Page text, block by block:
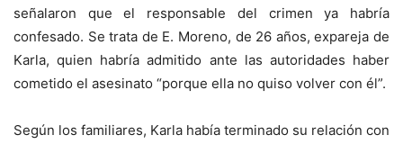
señalaron que el responsable del crimen ya habría
confesado. Se trata de E. Moreno, de 26 años, expareja de
Karla, quien habría admitido ante las autoridades haber
cometido el asesinato “porque ella no quiso volver con él”.
Según los familiares, Karla había terminado su relación con